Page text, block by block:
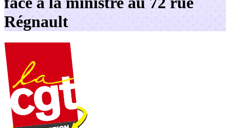
Régnault